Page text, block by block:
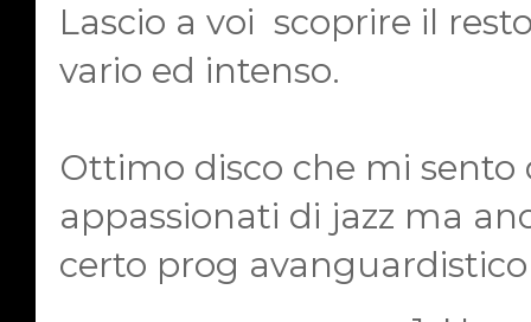
Lascio a voi scoprire il
vario ed intenso.
Ottimo disco che mi sento
appassionati di jazz ma
certo prog